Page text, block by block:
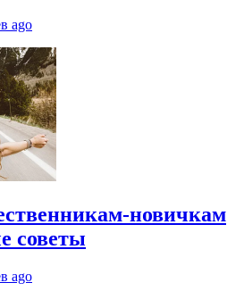
ago
новичкам
советы
ago